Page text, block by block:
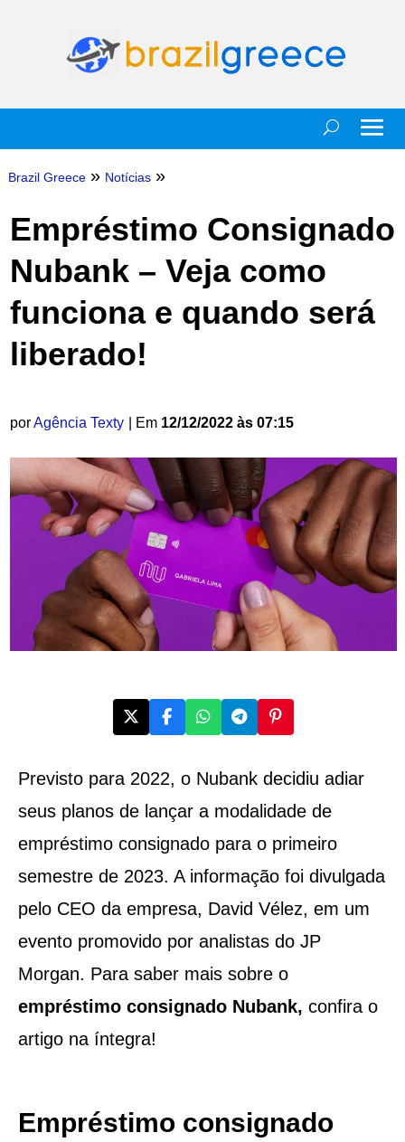
Brazil Greece » Notícias »
Empréstimo Consignado
Nubank – Veja como
funciona e quando será
liberado!
porAgência Texty | Em 12/12/2022 às 07:15
Previsto para 2022, o Nubank decidiu adiar
seus planos de lançar a modalidade de
empréstimo consignado para o primeiro
semestre de 2023. A informação foi divulgada
pelo CEO da empresa, David Vélez, em um
evento promovido por analistas do JP
Morgan. Para saber mais sobre o
empréstimo consignado Nubank, confira o
artigo na íntegra!
Empréstimo consignado